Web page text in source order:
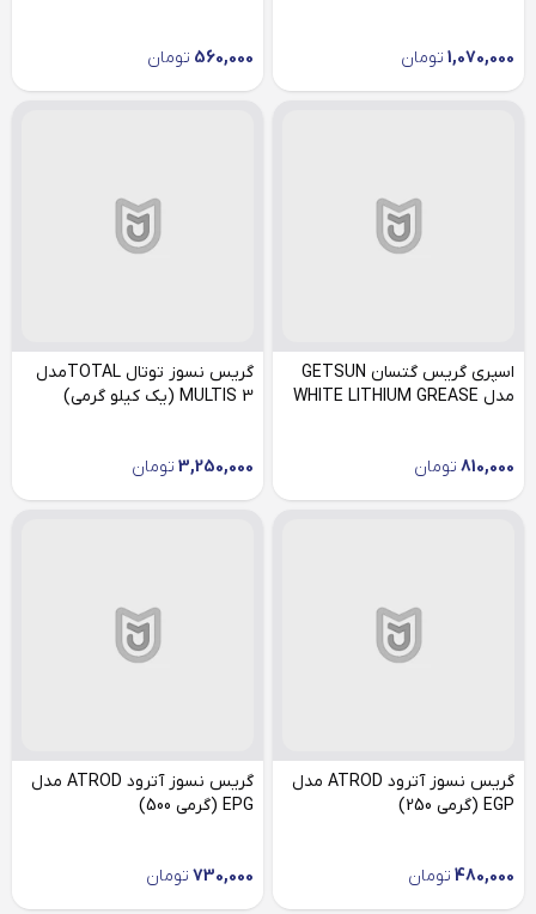
1,070,000 تومان 560,000 تومان
اسپری گریس گتسان GETSUN
مدل WHITE LITHIUM GREASE
810,000 تومان
گریس نسوز توتال TOTALمدل
MULTIS 3 (یک کیلو گرمی)
3,250,000 تومان
گریس نسوز آترود ATROD مدل
EGP (گرمی 250)
480,000 تومان
گریس نسوز آترود ATROD مدل
EPG (گرمی 500)
730,000 تومان